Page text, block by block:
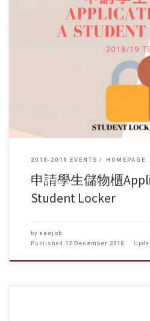
2018-2019 EVENTS HOMEPAGE
申請學生儲物櫃
Student Locker
by saojob
Published 12 December 2018